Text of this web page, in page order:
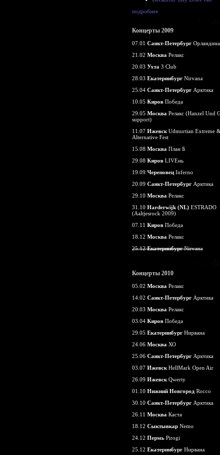
подробнее
Концерты 2009
07.01 Санкт-Петербург Орландина
21.02 Москва Релакс
20.03 Ухта 3 Club
28.03 Екатеринбург Nirvana
25.04 Санкт-Петербург Арктика
10.05 Киров Победа
29.05 Москва Релакс (Hanzel Und
support)
11.07 Ижевск Udmurtian Extreme &
Alternative Fest
15.08 Москва План Б
29.08 Киров LIVEнь
19.09 Череповец Inferno
20.09 Санкт-Петербург Арктика
29.10 Москва Релакс
31.10 Harderwijk (NL) ESTRADO
(Aaltjesrock 2009)
07.11 Киров Победа
18.12 Москва Релакс
25.12ЕкатеринбургNirvana
Концерты 2010
05.02 Москва Релакс
14.02 Санкт-Петербург Арктика
20.03 Москва Релакс
03.04 Киров Победа
29.05 Екатеринбург Нирвана
24.06 Москва ХО
25.06 Санкт-Петербург Арктика
03.07 Ижевск HellMark Open Air
26.09 Ижевск Qwerty
01.10 Нижний Новгород Rocco
30.10 Санкт-Петербург Арктика
26.11 Москва Каста
18.12 Сыктывкар Nemo
24.12 Пермь Pirogi
25.12 Екатеринбург Нирвана